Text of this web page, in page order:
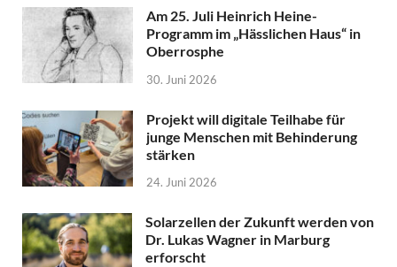
Am 25. Juli Heinrich Heine-
Programm im „Hässlichen Haus“ in
Oberrosphe
30. Juni 2026
Projekt will digitale Teilhabe für
junge Menschen mit Behinderung
stärken
24. Juni 2026
Solarzellen der Zukunft werden von
Dr. Lukas Wagner in Marburg
erforscht